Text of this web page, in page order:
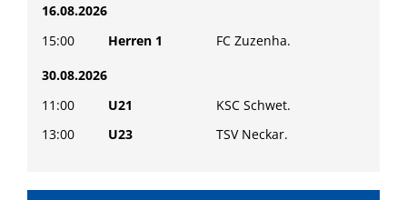
16.08.2026
15:00
Herren 1
FC Zuzenha.
30.08.2026
11:00
U21
KSC Schwet.
13:00
U23 TSV Neckar.